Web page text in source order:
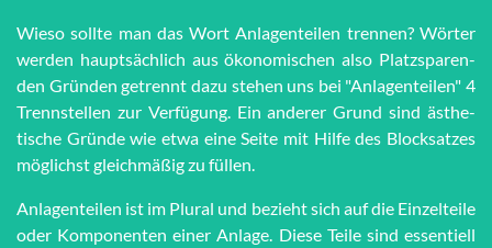
Wieso sollte man das Wort An­la­gen­tei­len trennen? Wörter
werden haupt­sächlich aus öko­no­mi­schen also Platz­spar­en­
den Grün­den getrennt dazu stehen uns bei "An­la­gen­tei­len" 4
Trenn­stel­len zur Ver­fü­gung. Ein anderer Grund sind äs­the­
tische Grün­de wie et­wa eine Seite mit Hilfe des Block­satzes
möglichst gleich­mä­ßig zu füllen.
Anlagenteilen ist im Plural und bezieht sich auf die Einzelteile
oder Komponenten einer Anlage. Diese Teile sind essentiell